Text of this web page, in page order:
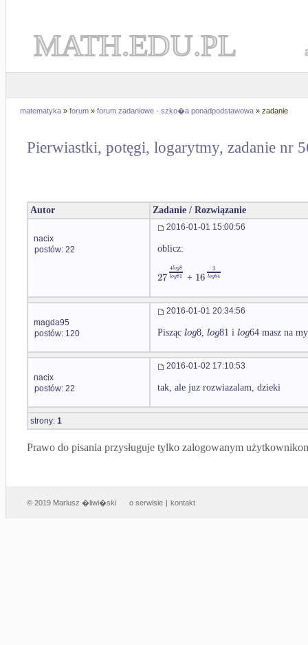
MATH.EDU.PL
matematyka » forum » forum zadaniowe - szko�a ponadpodstawowa » zadanie
Pierwiastki, potęgi, logarytmy, zadanie nr
Autor Zadanie / Rozwiązanie
nacix
postów: 22
2016-01-01 15:00:56
oblicz:
27
4log8
log81 + 16
3
log64
magda95
postów: 120
2016-01-01 20:34:56
Pisząc log8, log81 i log64 masz na
nacix
postów: 22
2016-01-02 17:10:53
tak, ale juz rozwiazalam, dzieki
strony: 1
Prawo do pisania przysługuje tylko zalogowanym
© 2019 Mariusz �liwi�ski o serwisie | kontakt